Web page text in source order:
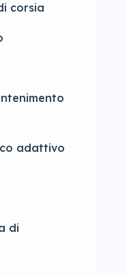
corsia
adattivo
di